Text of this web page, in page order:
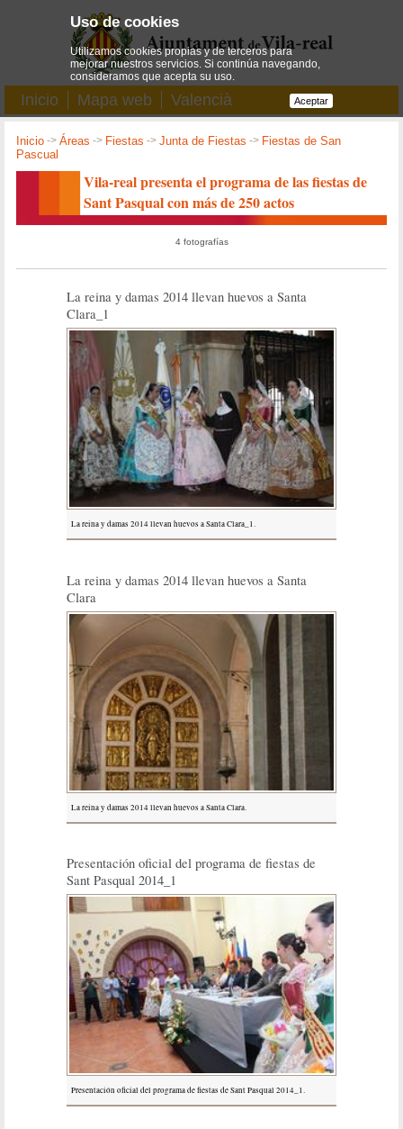
Inicio Mapa web Valencià
Inicio ->Áreas -> Fiestas ->Junta de Fiestas -> Fiestas de San
Pascual
Vila-real presenta el programa de las fiestas de
Sant Pasqual con más de 250 actos
4 fotografías
La reina y damas 2014 llevan huevos a Santa
Clara_1
La reina y damas 2014 llevan huevos a Santa Clara_1.
La reina y damas 2014 llevan huevos a Santa
Clara
La reina y damas 2014 llevan huevos a Santa Clara.
Presentación oficial del programa de fiestas de
Sant Pasqual 2014_1
Presentación oficial del programa de fiestas de Sant Pasqual 2014_1.
Uso de cookies
Utilizamos cookies propias y de terceros para
mejorar nuestros servicios. Si continúa navegando,
consideramos que acepta su uso.
Aceptar